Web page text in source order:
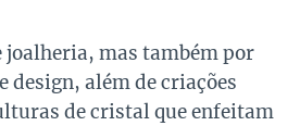
joalheria, mas também por
design, além de criações
de cristal que enfeitam